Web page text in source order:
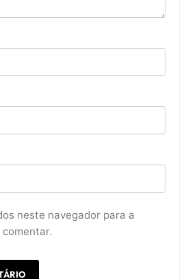
neste navegador para a